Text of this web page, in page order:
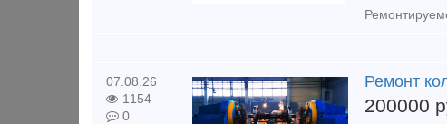
07.08.26
1154
0
Ремонт
200000